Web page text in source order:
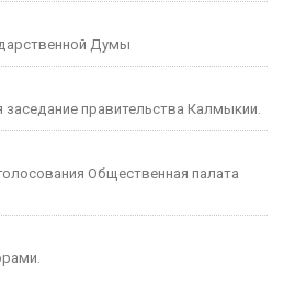
Думы
заседание правительства Калмыкии.
Общественная палата